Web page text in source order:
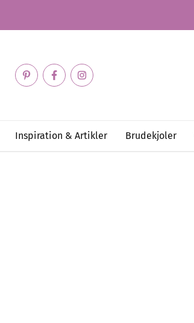
Inspiration & Artikler Brudekjoler